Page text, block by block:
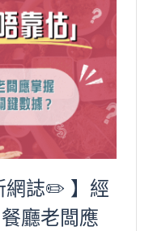
網誌✏️ 】經
廳老闆應